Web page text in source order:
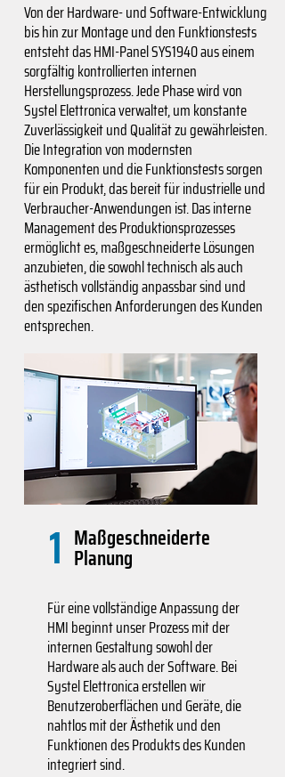
Von der Hardware- und Software-Entwicklung
bis hin zur Montage und den Funktionstests
entsteht das HMI-Panel SYS1940 aus einem
sorgfältig kontrollierten internen
Herstellungsprozess. Jede Phase wird von
Systel Elettronica verwaltet, um konstante
Zuverlässigkeit und Qualität zu gewährleisten.
Die Integration von modernsten
Komponenten und die Funktionstests sorgen
für ein Produkt, das bereit für industrielle und
Verbraucher-Anwendungen ist. Das interne
Management des Produktionsprozesses
ermöglicht es, maßgeschneiderte Lösungen
anzubieten, die sowohl technisch als auch
ästhetisch vollständig anpassbar sind und
den spezifischen Anforderungen des Kunden
entsprechen.
1 Maßgeschneiderte
Planung
Für eine vollständige Anpassung der
HMI beginnt unser Prozess mit der
internen Gestaltung sowohl der
Hardware als auch der Software. Bei
Systel Elettronica erstellen wir
Benutzeroberflächen und Geräte, die
nahtlos mit der Ästhetik und den
Funktionen des Produkts des Kunden
integriert sind.